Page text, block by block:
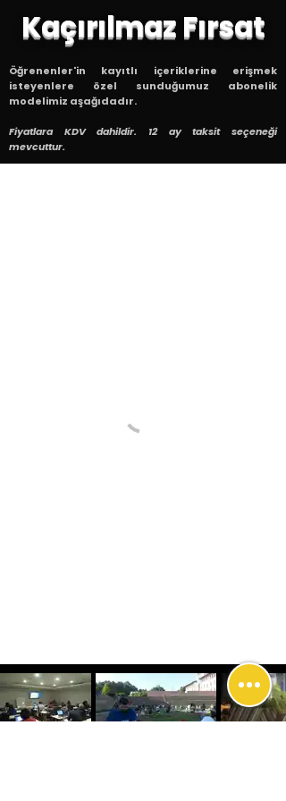
Kaçırılmaz Fırsat
Öğrenenler'in kayıtlı içeriklerine erişmek
isteyenlere özel sunduğumuz abonelik
modelimiz aşağıdadır.
Fiyatlara KDV dahildir. 12 ay taksit seçeneği
mevcuttur.